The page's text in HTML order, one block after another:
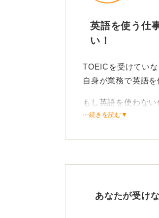
英語を使う仕
い！
TOEICを受けてい
自身が業務で英語
もし英語を使わな
ません。
低いスコアを書い
⋯続きを読む▼
あなたが受け